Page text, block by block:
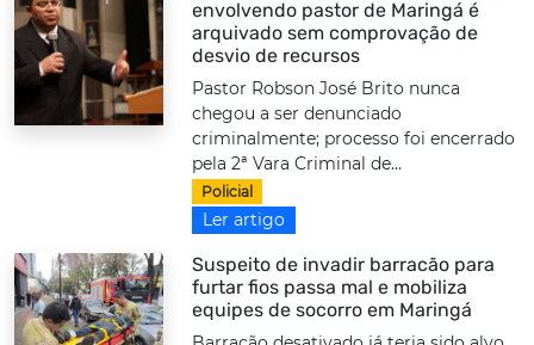
envolvendo pastor de Maringá é
arquivado sem comprovação de
desvio de recursos
Pastor Robson José Brito nunca
chegou a ser denunciado
criminalmente; processo foi encerrado
pela 2ª Vara Criminal de...
Policial
Ler artigo
Suspeito de invadir barracão para
furtar fios passa mal e mobiliza
equipes de socorro em Maringá